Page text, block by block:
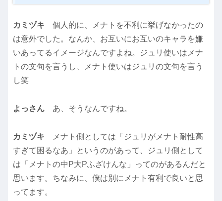
カミヅキ 個人的に、メナトを不利に挙げなかったの
は意外でした。なんか、お互いにお互いのキャラを嫌
いあってるイメージなんですよね。ジュリ使いはメナ
トの文句を言うし、メナト使いはジュリの文句を言う
し笑
よっさん あ、そうなんですね。
カミヅキ メナト側としては「ジュリがメナト耐性高
すぎて困るなあ」というのがあって、ジュリ側として
は「メナトの中P大Pふざけんな」ってのがあるんだと
思います。ちなみに、僕は別にメナト有利で良いと思
ってます。